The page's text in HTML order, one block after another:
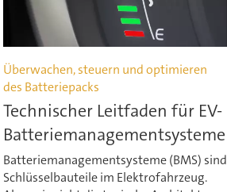
Überwachen, steuern und optimieren
des Batteriepacks
Technischer Leitfaden für EV-
Batteriemanagementsysteme
Batteriemanagementsysteme (BMS) sind
Schlüsselbauteile im Elektrofahrzeug.